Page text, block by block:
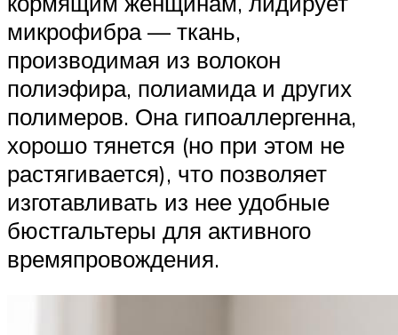
микрофибра — ткань,
производимая из волокон
полиэфира, полиамида и других
полимеров. Она гипоаллергенна,
хорошо тянется (но при этом не
растягивается), что позволяет
изготавливать из нее удобные
бюстгальтеры для активного
времяпровождения.